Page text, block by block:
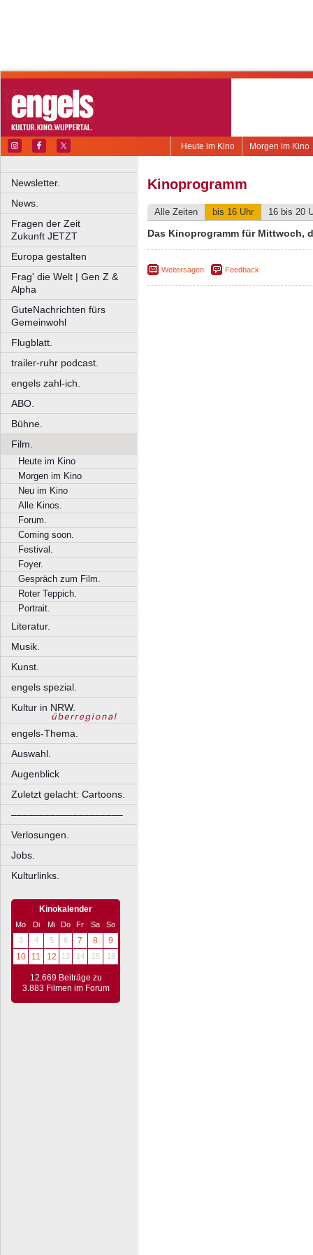
Morgen im Kino
Heute im Kino
Newsletter.
News.
Fragen der Zeit
Zukunft JETZT
Europa gestalten
Frag' die Welt | Gen Z &
Alpha
GuteNachrichten fürs
Gemeinwohl
Flugblatt.
trailer-ruhr podcast.
engels zahl-ich.
ABO.
Bühne.
Film.
Heute im Kino
Morgen im Kino
Neu im Kino
Alle Kinos.
Forum.
Coming soon.
Festival.
Foyer.
Gespräch zum Film.
Roter Teppich.
Portrait.
Literatur.
Musik.
Kunst.
engels spezial.
Kultur in NRW.
engels-Thema.
Auswahl.
Augenblick
Zuletzt gelacht: Cartoons.
––––––––––––––––––––
Verlosungen.
Jobs.
Kulturlinks.
Kinokalender
Mo Di Mi Do Fr Sa
So
3
4 5 6 7 8
9
10
11 12 13 14 15 16
12.669 Beiträge zu
3.883 Filmen im Forum
Kinoprogramm
Alle Zeiten bis 16 Uhr 16 bis 20
Das Kinoprogramm für Mittwoch,
Weitersagen Feedback